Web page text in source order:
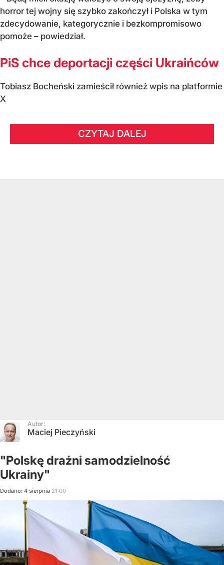
horror tej wojny się szybko zakończył i Polska w tym
zdecydowanie, kategorycznie i bezkompromisowo
pomoże – powiedział.
PiS chce deportacji części Ukraińców
Tobiasz Bocheński zamieścił również wpis na platformie
X
CZYTAJ DALEJ
Autor:
Maciej Pieczyński
"Polskę drażni samodzielność
Ukrainy"
Dodano: 4 sierpnia 21:00